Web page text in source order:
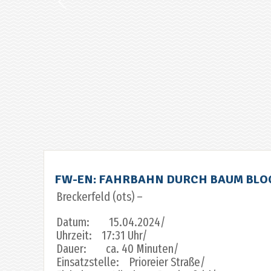
FW-EN: FAHRBAHN DURCH BAUM
Breckerfeld (ots) –
Datum: 15.04.2024/
Uhrzeit: 17:31 Uhr/
Dauer: ca. 40 Minuten/
Einsatzstelle: Prioreier Straße/